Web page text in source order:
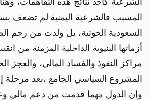
الشرعية كأحد نتائج هذه التفاهمات،
المسبب فالشرعية اليمنية لم تضعف
السعودية الحوثية، بل ولدت من رحم
أزماتها البنيوية الداخلية المزمنة من
مراكز النفوذ والفساد المالي، والعجز
المشروع السياسي الجامع ،بعد مرحلة
وإن الدول مهما قدمت من دعم مالي